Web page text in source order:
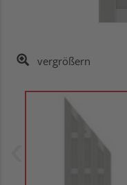
vergrößern